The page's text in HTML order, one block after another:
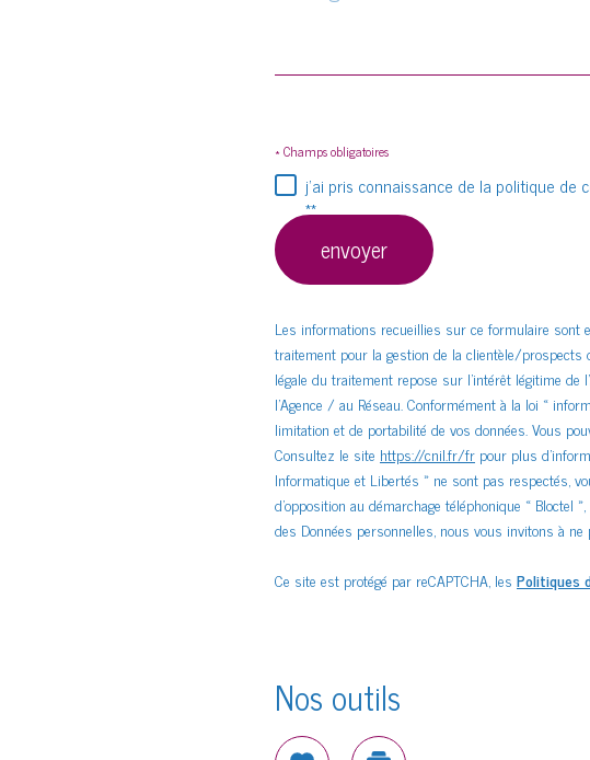
* Champs obligatoires
j'ai pris connaissance de la politique
**
envoyer
Les informations recueillies sur ce formulaire sont
traitement pour la gestion de la clientèle/prospects
légale du traitement repose sur l'intérêt légitime
l'Agence / au Réseau. Conformément à la loi «
limitation et de portabilité de vos données. Vous
Consultez le site https://cnil.fr/fr pour plus
Informatique et Libertés » ne sont pas respectés,
d'opposition au démarchage téléphonique « Bloctel
des Données personnelles, nous vous invitons à
Ce site est protégé par reCAPTCHA, les Politiques
Nos outils